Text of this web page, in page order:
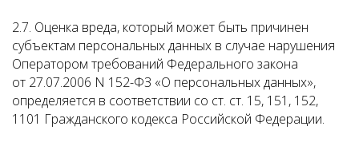
2.7. Оценка вреда, который может быть причинен
субъектам персональных данных в случае нарушения
Оператором требований Федерального закона
от 27.07.2006 N 152-ФЗ «О персональных данных»,
определяется в соответствии со ст. ст. 15, 151, 152,
1101 Гражданского кодекса Российской Федерации.